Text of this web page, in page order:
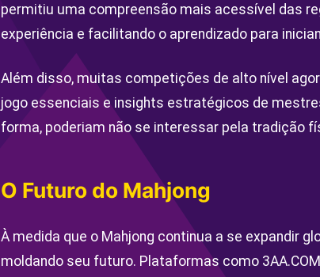
permitiu uma compreensão mais acessível das
experiência e facilitando o aprendizado para
Além disso, muitas competições de alto nível
jogo essenciais e insights estratégicos de
forma, poderiam não se interessar pela tradição
O Futuro do Mahjong
À medida que o Mahjong continua a se expandir
moldando seu futuro. Plataformas como